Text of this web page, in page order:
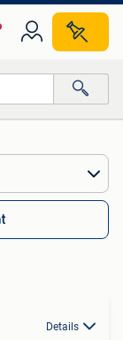
Details